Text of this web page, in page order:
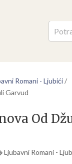
Romani - Ljubići/
Garvud
Od
Ljubavni Romani -